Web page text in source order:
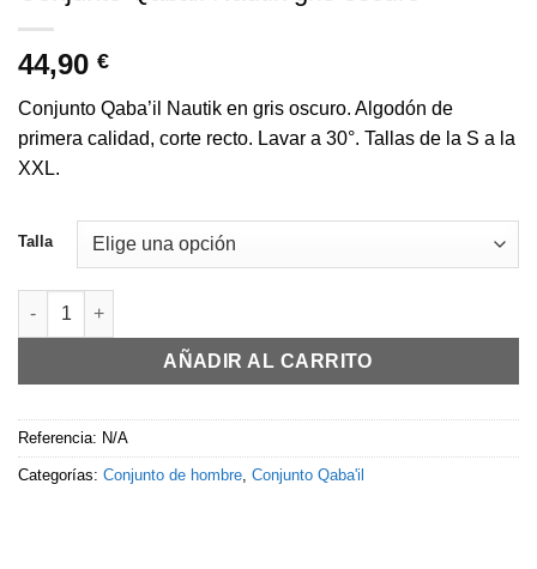
44,90 €
Conjunto Qaba’il Nautik en gris oscuro. Algodón de
primera calidad, corte recto. Lavar a 30°. Tallas de la S a la
XXL.
Talla
Cantidad de Ensemble qabail nautik gris foncé
AÑADIR AL CARRITO
Referencia: N/A
Categorías: Conjunto de hombre Conjunto Qaba'il